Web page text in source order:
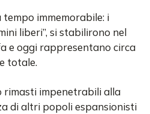
immemorabile: i
liberi”, si stabilirono nel
e oggi rappresentano circa
totale.
rimasti impenetrabili alla
di altri popoli espansionisti